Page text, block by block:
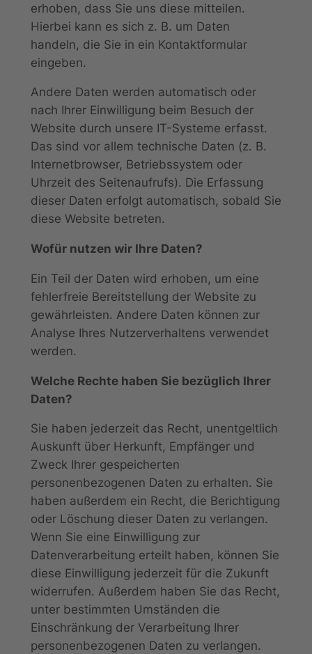
erhoben, dass Sie uns diese mitteilen.
Hierbei kann es sich z. B. um Daten
handeln, die Sie in ein Kontaktformular
eingeben.
Andere Daten werden automatisch oder
nach Ihrer Einwilligung beim Besuch der
Website durch unsere IT-Systeme erfasst.
Das sind vor allem technische Daten (z. B.
Internetbrowser, Betriebssystem oder
Uhrzeit des Seitenaufrufs). Die Erfassung
dieser Daten erfolgt automatisch, sobald Sie
diese Website betreten.
Wofür nutzen wir Ihre Daten?
Ein Teil der Daten wird erhoben, um eine
fehlerfreie Bereitstellung der Website zu
gewährleisten. Andere Daten können zur
Analyse Ihres Nutzerverhaltens verwendet
werden.
Welche Rechte haben Sie bezüglich Ihrer
Daten?
Sie haben jederzeit das Recht, unentgeltlich
Auskunft über Herkunft, Empfänger und
Zweck Ihrer gespeicherten
personenbezogenen Daten zu erhalten. Sie
haben außerdem ein Recht, die Berichtigung
oder Löschung dieser Daten zu verlangen.
Wenn Sie eine Einwilligung zur
Datenverarbeitung erteilt haben, können Sie
diese Einwilligung jederzeit für die Zukunft
widerrufen. Außerdem haben Sie das Recht,
unter bestimmten Umständen die
Einschränkung der Verarbeitung Ihrer
personenbezogenen Daten zu verlangen.